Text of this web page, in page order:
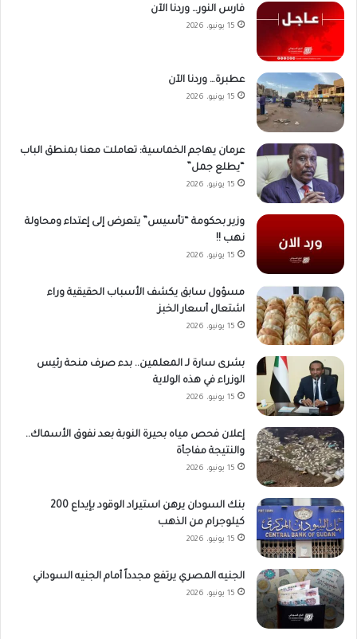
فارس النور… وردنا الآن
15 يونيو، 2026
عطبرة… وردنا الآن
15 يونيو، 2026
عرمان يهاجم الخماسية: تعاملت معنا بمنطق الباب
“يطلع جمل”
15 يونيو، 2026
وزير بحكومة “تأسيس” يتعرض إلى إعتداء ومحاولة
نهب !!
15 يونيو، 2026
مسؤول سابق يكشف الأسباب الحقيقية وراء
اشتعال أسعار الخبز
15 يونيو، 2026
بشرى سارة لـ المعلمين.. بدء صرف منحة رئيس
الوزراء في هذه الولاية
15 يونيو، 2026
إعلان فحص مياه بحيرة النوبة بعد نفوق الأسماك..
والنتيجة مفاجأة
15 يونيو، 2026
بنك السودان يرهن استيراد الوقود بإيداع 200
كيلوجرام من الذهب
15 يونيو، 2026
الجنيه المصري يرتفع مجدداً أمام الجنيه السوداني
15 يونيو، 2026